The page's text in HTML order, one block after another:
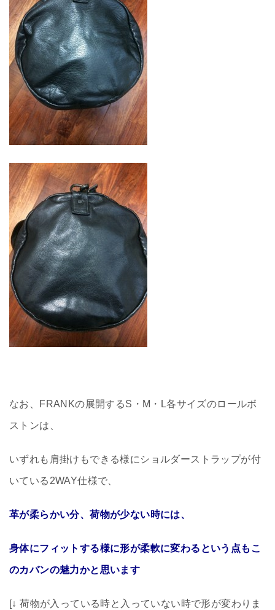
なお、FRANKの展開するS・M・L各サイズのロールボ
ストンは、
いずれも肩掛けもできる様にショルダーストラップが付
いている2WAY仕様で、
革が柔らかい分、荷物が少ない時には、
身体にフィットする様に形が柔軟に変わるという点もこ
のカバンの魅力かと思います
[↓ 荷物が入っている時と入っていない時で形が変わりま